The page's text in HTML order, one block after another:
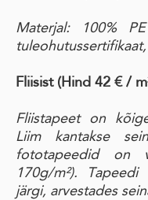
Materjal: 100%
Fliisist (Hind 42 € /
Fliistapeet on
Liim kantakse
fototapeedid on
170g/m²).
järgi, arvestades